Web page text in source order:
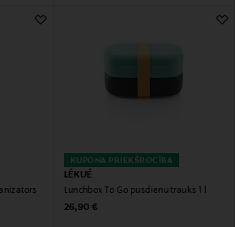
KUPONA PRIEKŠROCĪBA
LÉKUÉ
Lunchbox To Go pusdienu trauks 1 l
Original Price
26,90 €